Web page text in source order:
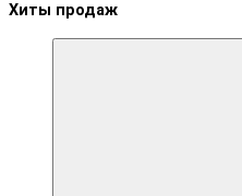
Хиты продаж